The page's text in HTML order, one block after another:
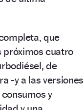
que
próximos cuatro
de
-y a las versiones
y